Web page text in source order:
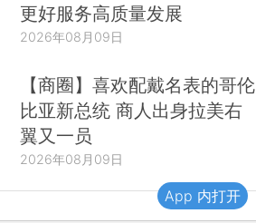
更好服务高质量发展
2026年08月09日
【商圈】喜欢配戴名表的哥伦
比亚新总统 商人出身拉美右
翼又一员
2026年08月09日
App 内打开